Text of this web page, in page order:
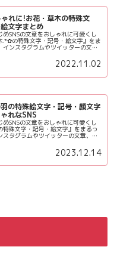
れに!お花・草木の特殊文
文字まとめ
SNSの文章をおしゃれに可愛くし
.*✿の特殊文字・記号・絵文字』をま
インスタグラムやツイッターの文
れでセンス良く仕上げてみてね♪
2022.11.02
の特殊絵文字・記号・顔文字
ゃれなSNS
SNSの文章をおしゃれに可愛くし
特殊文字・記号・絵文字』をまるっ
スタグラムやツイッターの文章、大
ンス良く仕上げてみてね♪2023.12.14